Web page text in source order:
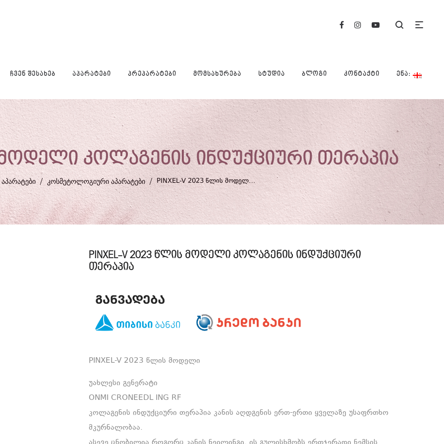
ᲩᲕᲔᲜ ᲨᲔᲡᲐᲮᲔᲑ ᲐᲞᲐᲠᲐᲢᲔᲑᲘ ᲞᲠᲔᲞᲐᲠᲐᲢᲔᲑᲘ ᲛᲝᲛᲡᲐᲮᲣᲠᲔᲑᲐ ᲡᲢᲣᲓᲘᲐ ᲑᲚᲝᲒᲘ ᲙᲝᲜᲢᲐᲥᲢᲘ ᲔᲜᲐ:
მოდელი კოლაგენის ინდუქციური თერაპია
ᲐᲞᲐᲠᲐᲢᲔᲑᲘ / ᲙᲝᲡᲛᲔᲢᲝᲚᲝᲒᲘᲣᲠᲘ ᲐᲞᲐᲠᲐᲢᲔᲑᲘ / PINXEL-V 2023 ᲬᲚᲘᲡ ᲛᲝᲓᲔᲚᲘ ᲙᲝᲚᲐᲒᲔᲜᲘᲡ ᲘᲜᲓᲣᲥᲪᲘᲣᲠᲘ ᲗᲔᲠᲐᲞᲘᲐ
PINXEL-V 2023 წლის მოდელი კოლაგენის ინდუქციური
თერაპია
PINXEL-V 2023 წლის მოდელი
უახლესი გენერატი
ONMI CRONEEDL ING RF
კოლაგენის ინდუქციური თერაპია კანის აღდგენის ერთ-ერთი ყველაზე უსაფრთხო
მკურნალობაა.